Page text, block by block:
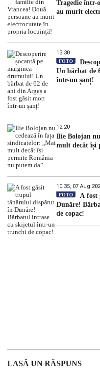
Tragedie într-
au murit
13:30
FOTO
Un bărbat de
într-un șanț!
12:20
Ilie Bolojan
mult decât își
10:35, 07 Aug
FOTO
A fost
Dunăre!
de copac!
LASĂ UN RĂSPUNS